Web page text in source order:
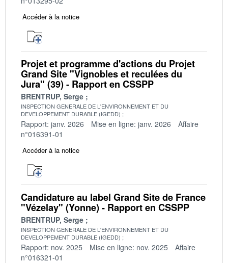
Accéder à la notice
Projet et programme d'actions du Projet
Grand Site "Vignobles et reculées du
Jura" (39) - Rapport en CSSPP
BRENTRUP, Serge
INSPECTION GENERALE DE L'ENVIRONNEMENT ET DU
DEVELOPPEMENT DURABLE (IGEDD)
Rapport: janv. 2026 Mise en ligne: janv. 2026
Affaire
n°016391-01
Accéder à la notice
Candidature au label Grand Site de France
"Vézelay" (Yonne) - Rapport en CSSPP
BRENTRUP, Serge
INSPECTION GENERALE DE L'ENVIRONNEMENT ET DU
DEVELOPPEMENT DURABLE (IGEDD)
Rapport: nov. 2025 Mise en ligne: nov. 2025
Affaire
n°016321-01